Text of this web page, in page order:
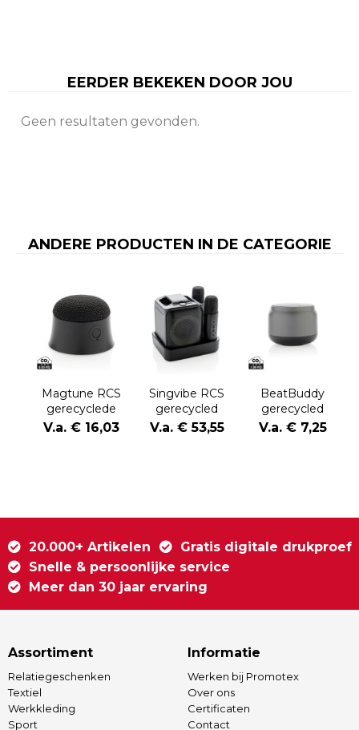
EERDER BEKEKEN DOOR JOU
Geen resultaten gevonden.
ANDERE PRODUCTEN IN DE CATEGORIE
Magtune RCS
gerecyclede
plastic
magnetische
V.a. € 16,03
Singvibe RCS
gerecycled
plastic
karaokeset met
V.a. € 53,55
BeatBuddy
gerecycled
plastic 3W-
luidspreker
V.a. € 7,25
20.000+ Artikelen
Gratis digitale drukproef
Snelle & persoonlijke service
Meer dan 30 jaar ervaring
Assortiment
Relatiegeschenken
Textiel
Werkkleding
Sport
Informatie
Werken bij Promotex
Over ons
Certificaten
Contact